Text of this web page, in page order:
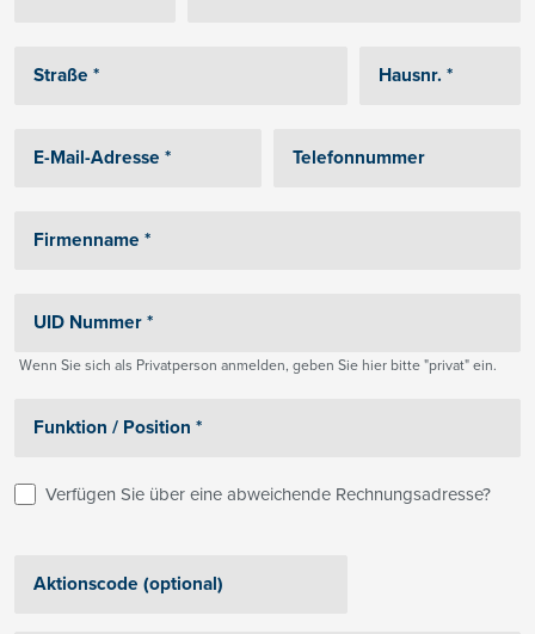
Wenn Sie sich als Privatperson anmelden, geben Sie hier bitte "privat" ein.
Verfügen Sie über eine abweichende Rechnungsadresse?